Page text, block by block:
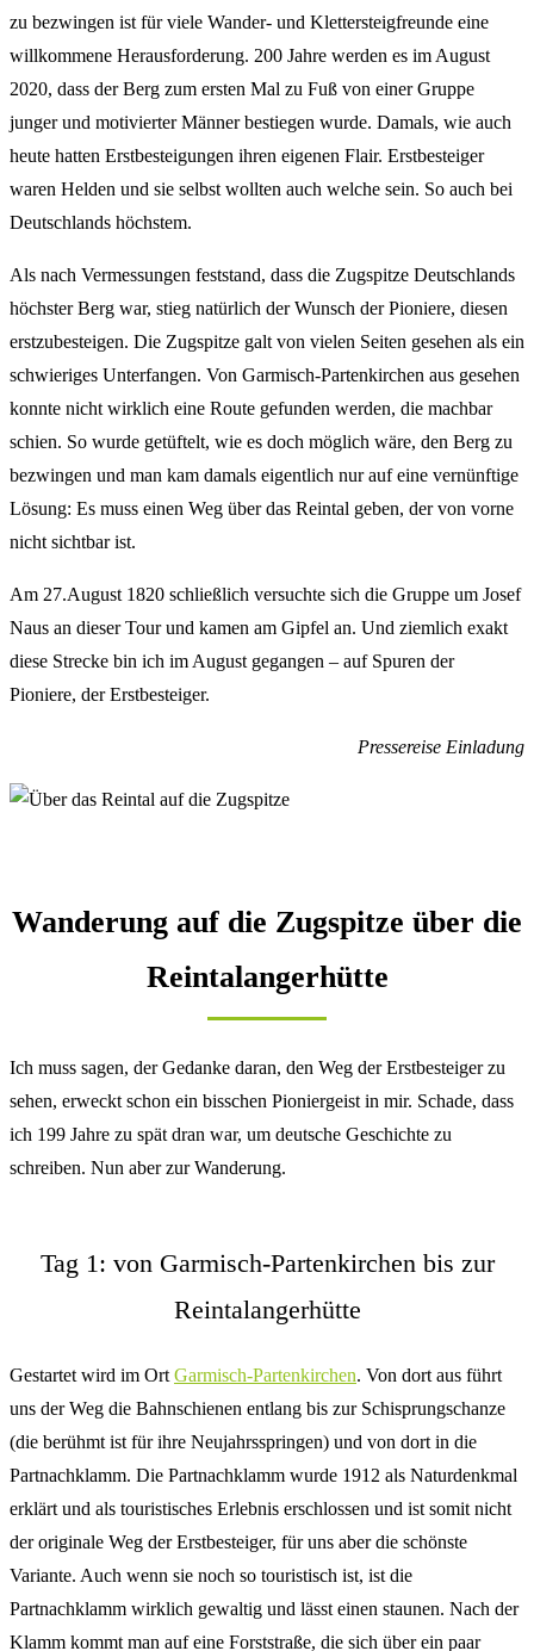
zu bezwingen ist für viele Wander- und Klettersteigfreunde eine
willkommene Herausforderung. 200 Jahre werden es im August
2020, dass der Berg zum ersten Mal zu Fuß von einer Gruppe
junger und motivierter Männer bestiegen wurde. Damals, wie auch
heute hatten Erstbesteigungen ihren eigenen Flair. Erstbesteiger
waren Helden und sie selbst wollten auch welche sein. So auch bei
Deutschlands höchstem.
Als nach Vermessungen feststand, dass die Zugspitze Deutschlands
höchster Berg war, stieg natürlich der Wunsch der Pioniere, diesen
erstzubesteigen. Die Zugspitze galt von vielen Seiten gesehen als ein
schwieriges Unterfangen. Von Garmisch-Partenkirchen aus gesehen
konnte nicht wirklich eine Route gefunden werden, die machbar
schien. So wurde getüftelt, wie es doch möglich wäre, den Berg zu
bezwingen und man kam damals eigentlich nur auf eine vernünftige
Lösung: Es muss einen Weg über das Reintal geben, der von vorne
nicht sichtbar ist.
Am 27.August 1820 schließlich versuchte sich die Gruppe um Josef
Naus an dieser Tour und kamen am Gipfel an. Und ziemlich exakt
diese Strecke bin ich im August gegangen – auf Spuren der
Pioniere, der Erstbesteiger.
Pressereise Einladung
Wanderung auf die Zugspitze über die
Reintalangerhütte
Ich muss sagen, der Gedanke daran, den Weg der Erstbesteiger zu
sehen, erweckt schon ein bisschen Pioniergeist in mir. Schade, dass
ich 199 Jahre zu spät dran war, um deutsche Geschichte zu
schreiben. Nun aber zur Wanderung.
Tag 1: von Garmisch-Partenkirchen bis zur
Reintalangerhütte
Gestartet wird im OrtGarmisch-Partenkirchen. Von dort aus führt
uns der Weg die Bahnschienen entlang bis zur Schisprungschanze
(die berühmt ist für ihre Neujahrsspringen) und von dort in die
Partnachklamm. Die Partnachklamm wurde 1912 als Naturdenkmal
erklärt und als touristisches Erlebnis erschlossen und ist somit nicht
der originale Weg der Erstbesteiger, für uns aber die schönste
Variante. Auch wenn sie noch so touristisch ist, ist die
Partnachklamm wirklich gewaltig und lässt einen staunen. Nach der
Klamm kommt man auf eine Forststraße, die sich über ein paar